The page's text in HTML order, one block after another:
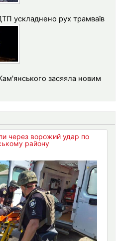
ускладнено рух трамваїв
засяяла новим
через ворожий удар по
району